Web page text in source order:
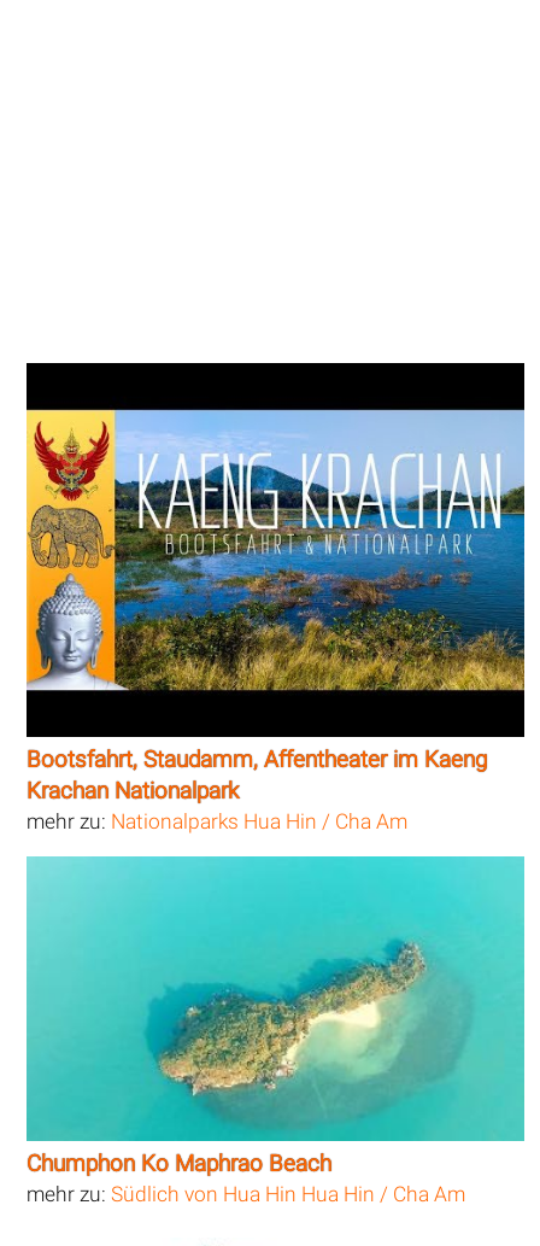
Bootsfahrt, Staudamm, Affentheater im Kaeng
Krachan Nationalpark
mehr zu: Nationalparks Hua Hin / Cha Am
Chumphon Ko Maphrao Beach
mehr zu:Südlich von Hua Hin Hua Hin / Cha Am